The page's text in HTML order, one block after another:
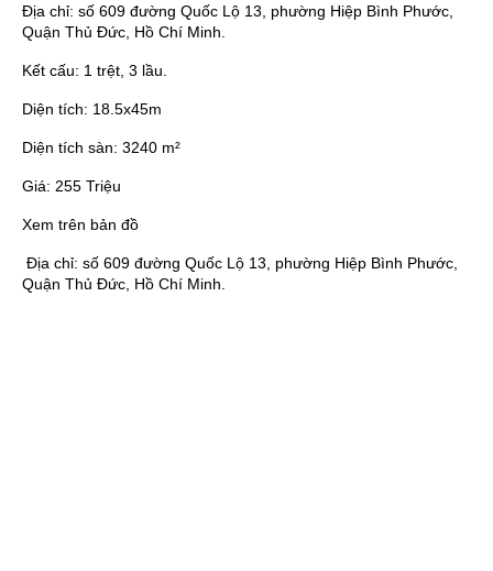
Địa chỉ: số 609 đường Quốc Lộ 13, phường Hiệp Bình Phước,
Quận Thủ Đức, Hồ Chí Minh.
Kết cấu: 1 trệt, 3 lầu.
Diện tích: 18.5x45m
Diện tích sàn: 3240 m²
Giá: 255 Triệu
Xem trên bản đồ
Địa chỉ: số 609 đường Quốc Lộ 13, phường Hiệp Bình Phước,
Quận Thủ Đức, Hồ Chí Minh.